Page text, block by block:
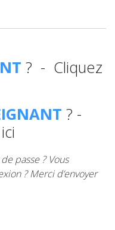
? - Cliquez
? -
passe ? Vous
? Merci d’envoyer